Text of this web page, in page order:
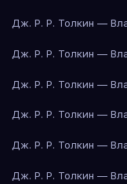
Дж. Р. Р. Толкин —
Дж. Р. Р. Толкин —
Дж. Р. Р. Толкин —
Дж. Р. Р. Толкин —
Дж. Р. Р. Толкин —
Дж. Р. Р. Толкин —